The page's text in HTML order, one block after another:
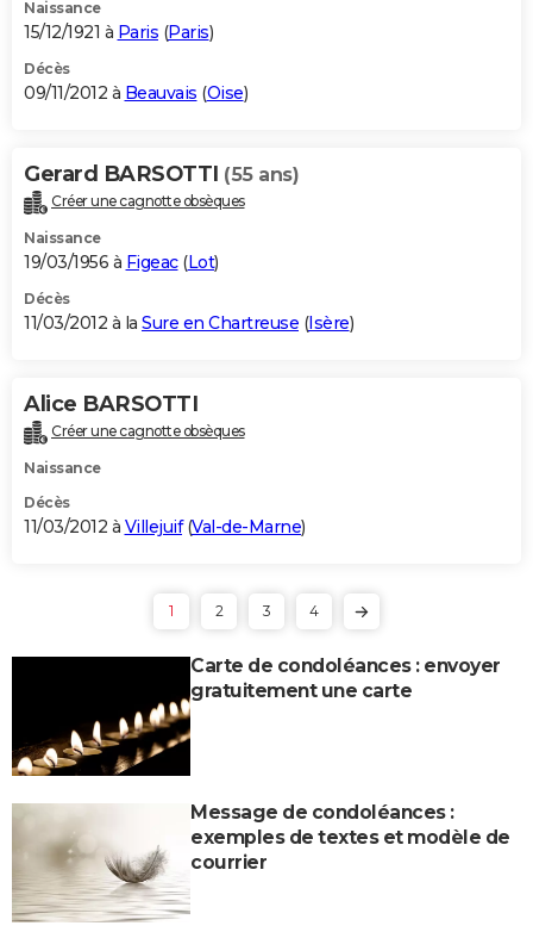
Naissance
15/12/1921 à Paris (Paris)
Décès
09/11/2012 à Beauvais (Oise)
Gerard BARSOTTI (55 ans)
Créer une cagnotte obsèques
Naissance
19/03/1956 à Figeac(Lot)
Décès
11/03/2012 à la Sure en Chartreuse (Isère)
Alice BARSOTTI
Créer une cagnotte obsèques
Naissance
Décès
11/03/2012 à Villejuif(Val-de-Marne)
1 2 3 4
Carte de condoléances : envoyer
gratuitement une carte
Message de condoléances :
exemples de textes et modèle de
courrier